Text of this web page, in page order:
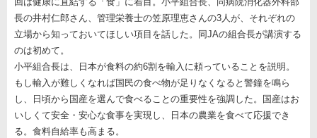
長の井村仁郎さん、管理栄養士の笠原理恵さんの3人が、それぞれの
立場から知っておいてほしい項目を話した。同JAの組合長が講演する
のは初めて。
小平組合長は、日本が食料の約6割を輸入に頼っていることを説明。
もし輸入が難しくなれば国民の食べ物が足りなくなると警鐘を鳴ら
し、日頃から国産を選んで食べることの重要性を強調した。国産はお
いしくて安全・安心な食事を実現し、日本の農業を食べて応援でき
る。食料自給率も高まる。